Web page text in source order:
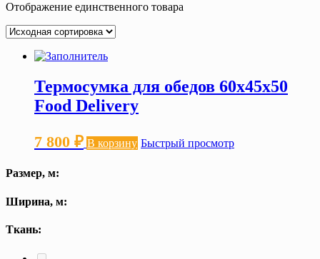
Отображение единственного товара
Термосумка для обедов 60х45х50
Food Delivery
7 800 ₽ В корзину Быстрый просмотр
Размер, м:
Ширина, м:
Ткань: